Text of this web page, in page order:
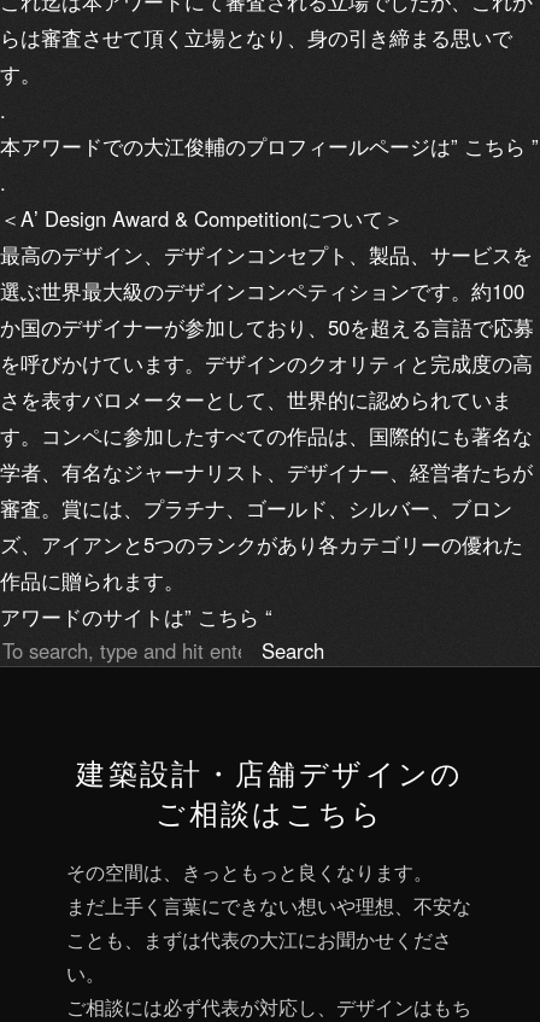
らは審査させて頂く立場となり、身の引き締まる思いで
す。
.
本アワードでの大江俊輔のプロフィールページは” こちら ”
.
＜Aʼ Design Award & Competitionについて＞
最高のデザイン、デザインコンセプト、製品、サービスを
選ぶ世界最大級のデザインコンペティションです。約100
か国のデザイナーが参加しており、50を超える言語で応募
を呼びかけています。デザインのクオリティと完成度の高
さを表すバロメーターとして、世界的に認められていま
す。コンペに参加したすべての作品は、国際的にも著名な
学者、有名なジャーナリスト、デザイナー、経営者たちが
審査。賞には、プラチナ、ゴールド、シルバー、ブロン
ズ、アイアンと5つのランクがあり各カテゴリーの優れた
作品に贈られます。
アワードのサイトは” こちら “
Search
建築設計・店舗デザインの
ご相談はこちら
その空間は、きっともっと良くなります。
まだ上手く言葉にできない想いや理想、不安な
ことも、まずは代表の大江にお聞かせくださ
い。
ご相談には必ず代表が対応し、デザインはもち